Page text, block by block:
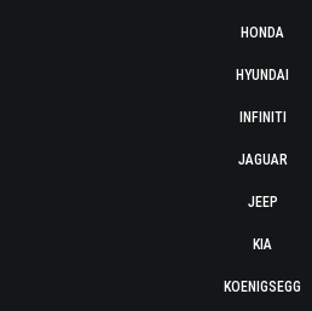
HONDA
HYUNDAI
INFINITI
JAGUAR
JEEP
KIA
KOENIGSEGG